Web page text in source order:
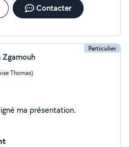
Contacter
Particulier
Zgamouh
Thomas)
Je n'ai pas encore renseigné ma présentation.